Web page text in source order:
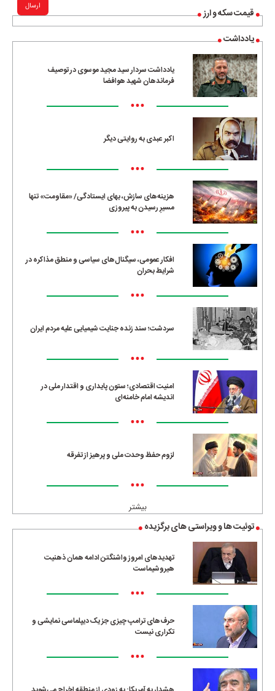
قیمت سکه و ارز
یادداشت
یادداشت سردار سید مجید موسوی در توصیف
فرماندهان شهید هوافضا
•••
اکبر عبدی به روایتی دیگر
•••
هزینه‌های سازش، بهای ایستادگی/ «مقاومت» تنها
مسیرِ رسیدن به پیروزی
•••
افکار عمومی، سیگنال‌های سیاسی و منطق مذاکره در
شرایط بحران
•••
سردشت؛ سند زنده جنایت شیمیایی علیه مردم ایران
•••
امنیت اقتصادی؛ ستون پایداری و اقتدار ملی در
اندیشه امام خامنه‌ای
•••
لزوم حفظ وحدت ملی و پرهیز از تفرقه
•••
بیشتر
توئیت ها و ویراستی های برگزیده
تهدیدهای امروز واشنگتن ادامه همان ذهنیت
هیروشیماست
•••
حرف‌های ترامپ چیزی جز یک دیپلماسی نمایشی و
تکراری نیست
•••
ارسال